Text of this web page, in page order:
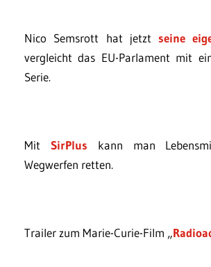
Nico Semsrott hat jetzt seine
vergleicht das EU-Parlament mit
Serie.
Mit SirPlus kann man
Wegwerfen retten.
Trailer zum Marie-Curie-Film „